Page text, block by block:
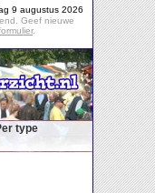
9 augustus 2026
Geef nieuwe
.
type